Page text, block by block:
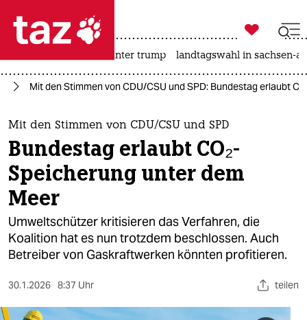
 taz zahl ich
taz zahl ich
themen
politik
öko
gesellschaft
kultur
sport
berlin

taz zahl ich
usa unter trump landtagswahl in sachsen-
Mit den Stimmen von CDU/CSU und SPD: Bundestag erlaubt
Mit den Stimmen von CDU/CSU und SPD
Bundestag erlaubt CO₂-
Speicherung unter dem
Meer
Umweltschützer kritisieren das Verfahren, die
Koalition hat es nun trotzdem beschlossen. Auch
Betreiber von Gaskraftwerken könnten profitieren.
30.1.2026 8:37 Uhr teilen